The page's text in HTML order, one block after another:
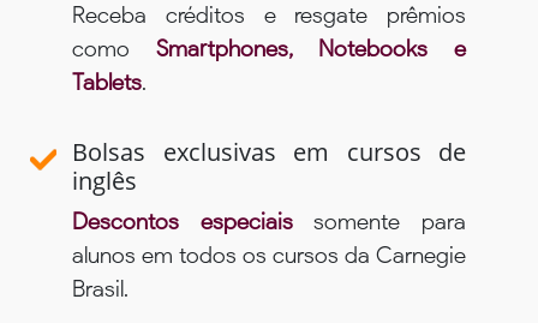
Receba créditos e resgate prêmios
como Smartphones, Notebooks e
Tablets.
Bolsas exclusivas em cursos de
inglês
Descontos especiaissomente para
alunos em todos os cursos da Carnegie
Brasil.